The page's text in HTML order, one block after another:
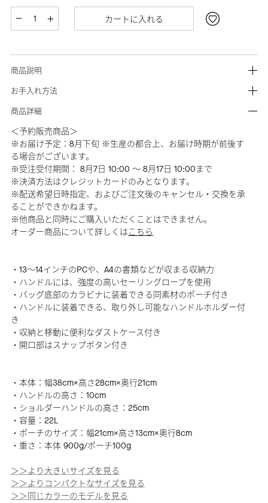
カートに入れる
商品説明
お手入れ方法
商品詳細
＜予約販売商品＞
※お届け予定：8月下旬 ※生産の都合上、お届け時期が前後す
る場合がございます。
※受注受付期間： 8月7日 10:00 ～ 8月17日 10:00まで
※決済方法はクレジットカードのみとなります。
※配送希望日時指定、およびご注文後のキャンセル・交換を承
ることができかねます。
※他商品と同時にご購入いただくことはできません。
オーダー商品について詳しくはこちら
・13～14インチのPCや、A4の書類などが収まる収納力
・ハンドルには、強度の高いセーリングロープを使用
・バッグ底部のカラビナに装着できる同素材のポーチ付き
・ハンドルに装着できる、取り外し可能なハンドルホルダー付
き
・収納と移動に便利なダストケース付き
・開口部はスナップボタン付き
・本体：幅38cm×高さ28cm×奥行21cm
・ハンドルの高さ：10cm
・ショルダーハンドルの高さ：25cm
・容量：22L
・ポーチのサイズ：幅21cm×高さ13cm×奥行8cm
・重さ：本体 900g/ポーチ100g
＞＞より大きいサイズを見る
＞＞よりコンパクトなサイズを見る
＞＞同じカラーのモデルを見る